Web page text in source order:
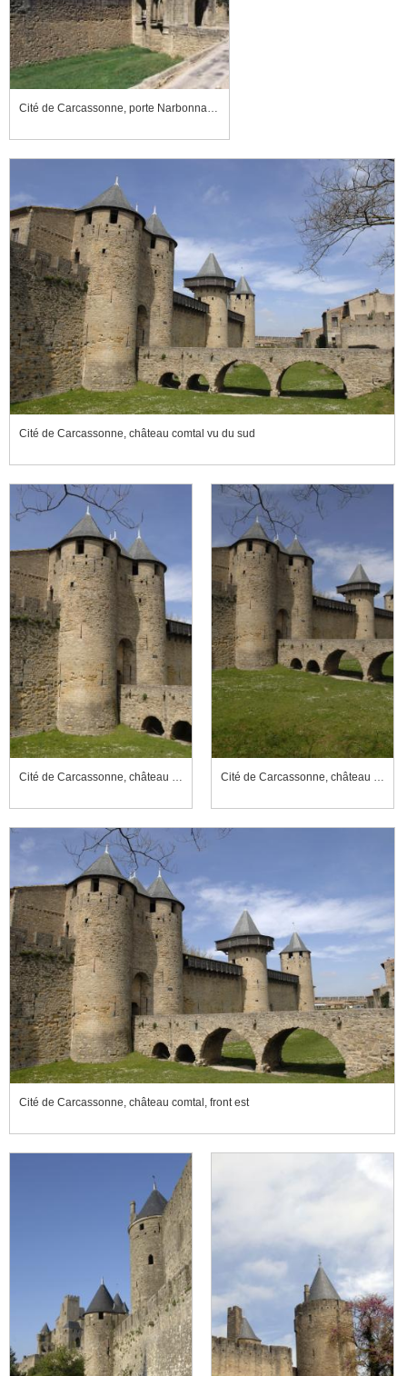
Cité de Carcassonne, porte Narbonnaise
Cité de Carcassonne, château comtal vu du sud
Cité de Carcassonne, château comtal, front est Cité de Carcassonne, château comtal, front est
Cité de Carcassonne, château comtal, front est